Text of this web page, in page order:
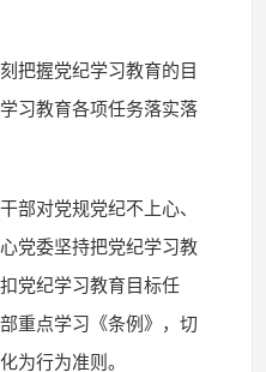
把握党纪学习教育的目
习教育各项任务落实落
部对党规党纪不上心、
党委坚持把党纪学习教
党纪学习教育目标任
重点学习《条例》，切
为行为准则。